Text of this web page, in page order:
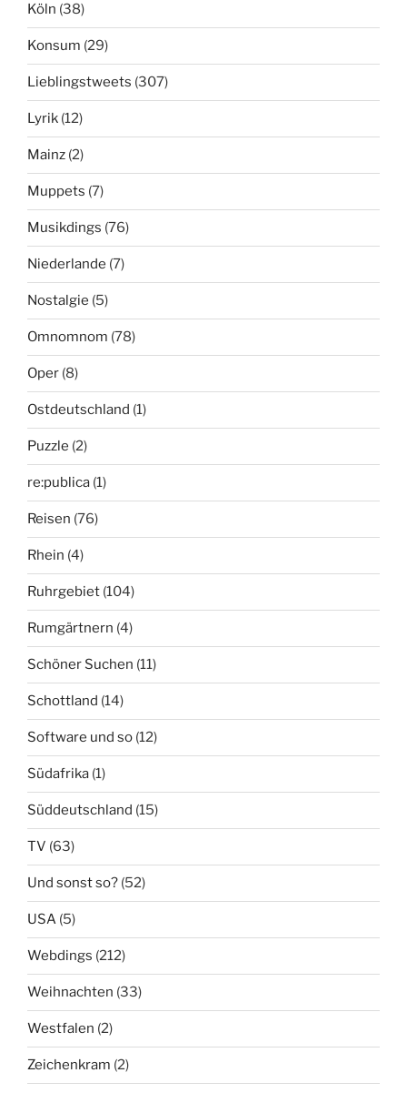
Köln (38)
Konsum (29)
Lieblingstweets (307)
Lyrik (12)
Mainz (2)
Muppets (7)
Musikdings (76)
Niederlande (7)
Nostalgie (5)
Omnomnom (78)
Oper (8)
Ostdeutschland (1)
Puzzle (2)
re:publica (1)
Reisen (76)
Rhein (4)
Ruhrgebiet (104)
Rumgärtnern (4)
Schöner Suchen (11)
Schottland (14)
Software und so (12)
Südafrika (1)
Süddeutschland (15)
TV (63)
Und sonst so? (52)
USA (5)
Webdings (212)
Weihnachten (33)
Westfalen (2)
Zeichenkram (2)